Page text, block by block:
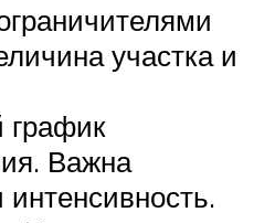
участка и
Важна
интенсивность.